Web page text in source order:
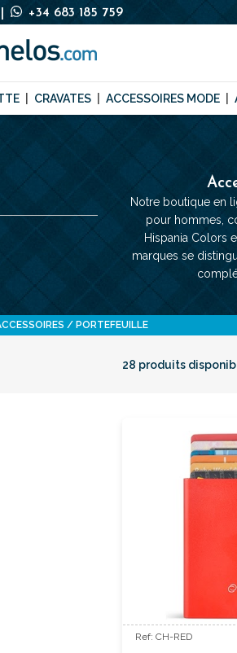
+34 683 185 759
CRAVATES ACCESSOIRES MODE
Notre boutique en
pour hommes,
Hispania Colors
marques se
PORTEFEUILLE
28 produits
Ref: CH-RED